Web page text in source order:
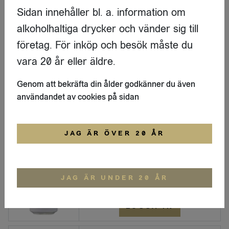
Beredskapslager 4,8% 440ml BRK
Jemtehed & Brande
LOGGA IN
Klassisk pilsner Östersunds Nya Ångbryggeri 4,5% 440 ml Brk
Östersunds Nya Ångbryggeri
LOGGA IN
Sidan innehåller bl. a. information om
alkoholhaltiga drycker och vänder sig till
företag. För inköp och besök måste du
vara 20 år eller äldre.
Genom att bekräfta din ålder godkänner du även
användandet av cookies på sidan
JAG ÄR ÖVER 20 ÅR
JAG ÄR UNDER 20 ÅR